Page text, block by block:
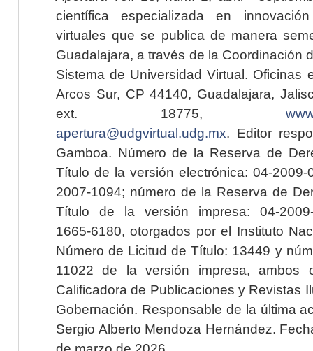
científica especializada en
virtuales que se publica de manera
Guadalajara, a través de la Coordinación
Sistema de Universidad Virtual. Oficinas
Arcos Sur, CP 44140, Guadalajara,
ext. 18775,
apertura@udgvirtual.udg.mx. Editor
Gamboa. Número de la Reserva de
Título de la versión electrónica: 04-2009-
2007-1094; número de la Reserva de
Título de la versión impresa: 04-2009-
1665-6180, otorgados por el Instituto
Número de Licitud de Título: 13449 y
11022 de la versión impresa, ambos
Calificadora de Publicaciones y Revistas
Gobernación. Responsable de la última
Sergio Alberto Mendoza Hernández.